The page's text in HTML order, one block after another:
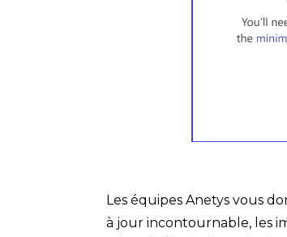
Les équipes Anetys vous
à jour incontournable, les